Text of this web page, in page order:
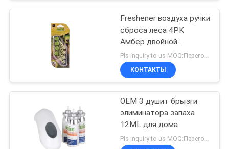
СПРОСИТЕ
ЦИТАТУ
САЙТА
PRIVACY
POLICY
Freshener воздуха
сброса
36
Freshener воздуха ручки
сброса леса 4PK
Амбер двойной
надушенный
Pls inquiry to us MOQ:Переговоры
КОНТАКТЫ
OEM 3 душит брызги
элиминатора запаха
12ML для дома
Pls inquiry to us MOQ:Переговоры